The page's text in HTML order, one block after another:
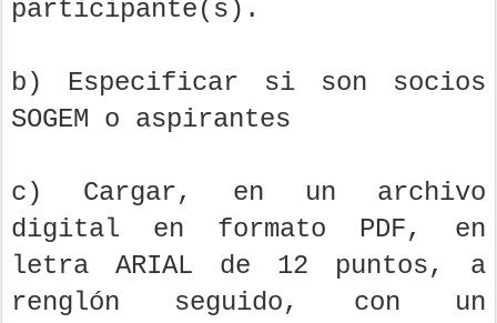
participante(s).
b) Especificar si son socios
SOGEM o aspirantes
c) Cargar, en un archivo
digital en formato PDF, en
letra ARIAL de 12 puntos, a
renglón seguido, con un